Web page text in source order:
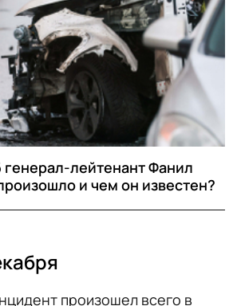
генерал-лейтенант Фанил
и чем он известен?
произошел всего в